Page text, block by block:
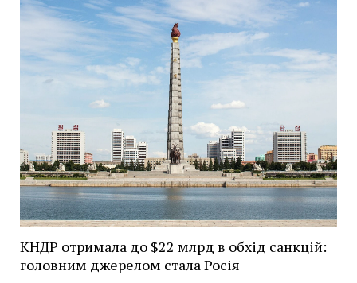
КНДР отримала до $22 млрд в обхід санкцій:
головним джерелом стала Росія